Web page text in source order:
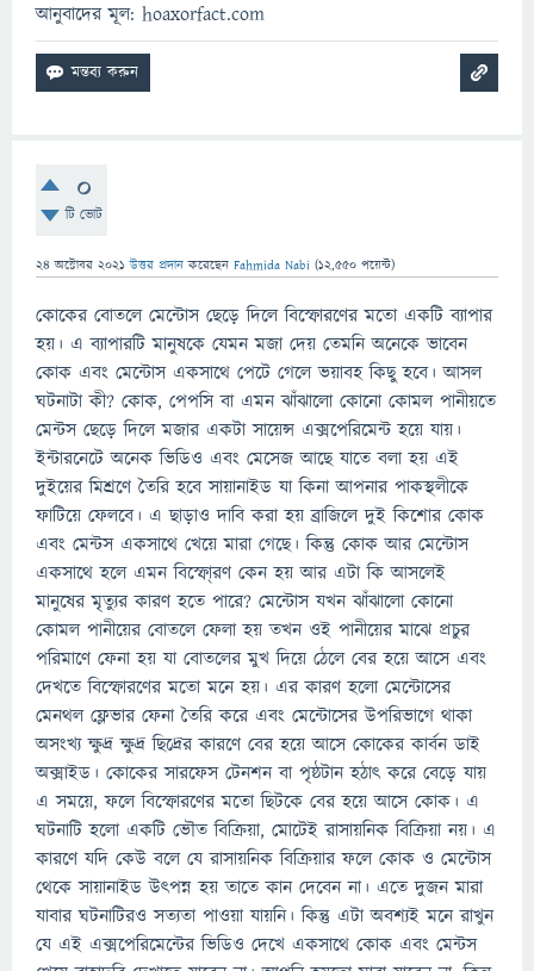
আনুবাদের মূল: hoaxorfact.com
0
টি ভোট
24 অক্টোবর 2021 উত্তর প্রদান করেছেন Fahmida Nabi (12,550 পয়েন্ট)
কোকের বোতলে মেন্টোস ছেড়ে দিলে বিস্ফোরণের মতো একটি ব্যাপার
হয়। এ ব্যাপারটি মানুষকে যেমন মজা দেয় তেমনি অনেকে ভাবেন
কোক এবং মেন্টোস একসাথে পেটে গেলে ভয়াবহ কিছু হবে। আসল
ঘটনাটা কী? কোক, পেপসি বা এমন ঝাঁঝালো কোনো কোমল পানীয়তে
মেন্টস ছেড়ে দিলে মজার একটা সায়েন্স এক্সপেরিমেন্ট হয়ে যায়।
ইন্টারনেটে অনেক ভিডিও এবং মেসেজ আছে যাতে বলা হয় এই
দুইয়ের মিশ্রণে তৈরি হবে সায়ানাইড যা কিনা আপনার পাকস্থলীকে
ফাটিয়ে ফেলবে। এ ছাড়াও দাবি করা হয় ব্রাজিলে দুই কিশোর কোক
এবং মেন্টস একসাথে খেয়ে মারা গেছে। কিন্তু কোক আর মেন্টোস
একসাথে হলে এমন বিস্ফো্রণ কেন হয় আর এটা কি আসলেই
মানুষের মৃত্যুর কারণ হতে পারে? মেন্টোস যখন ঝাঁঝালো কোনো
কোমল পানীয়ের বোতলে ফেলা হয় তখন ওই পানীয়ের মাঝে প্রচুর
পরিমাণে ফেনা হয় যা বোতলের মুখ দিয়ে ঠেলে বের হয়ে আসে এবং
দেখতে বিস্ফোরণের মতো মনে হয়। এর কারণ হলো মেন্টোসের
মেনথল ফ্লেভার ফেনা তৈরি করে এবং মেন্টোসের উপরিভাগে থাকা
অসংখ্য ক্ষুদ্র ক্ষুদ্র ছিদ্রের কারণে বের হয়ে আসে কোকের কার্বন ডাই
অক্সাইড। কোকের সারফেস টেনশন বা পৃষ্ঠটান হঠাৎ করে বেড়ে যায়
এ সময়ে, ফলে বিস্ফোরণের মতো ছিটকে বের হয়ে আসে কোক। এ
ঘটনাটি হলো একটি ভৌত বিক্রিয়া, মোটেই রাসায়নিক বিক্রিয়া নয়। এ
কারণে যদি কেউ বলে যে রাসায়নিক বিক্রিয়ার ফলে কোক ও মেন্টোস
থেকে সায়ানাইড উৎপন্ন হয় তাতে কান দেবেন না। এতে দুজন মারা
যাবার ঘটনাটিরও সত্যতা পাওয়া যায়নি। কিন্তু এটা অবশ্যই মনে রাখুন
যে এই এক্সপেরিমেন্টের ভিডিও দেখে একসাথে কোক এবং মেন্টস